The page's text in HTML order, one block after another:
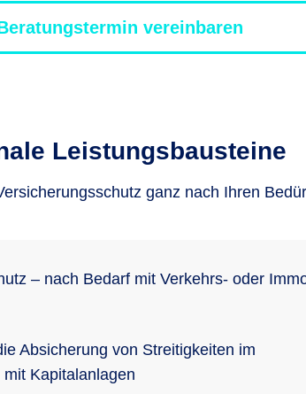
vereinbaren
Leistungsbausteine
ganz nach Ihren
– nach Bedarf mit Verkehrs- oder
Absicherung von Streitigkeiten im
Kapitalanlagen